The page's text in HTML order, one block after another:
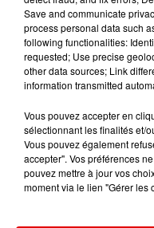
TITRES DIFFUSÉS
Save and communicate
process personal data such
following functionalities:
requested; Use precise
other data sources; Link
information transmitted
Vous pouvez accepter en
sélectionnant les finalités et/
Vous pouvez également
accepter". Vos préférences
pouvez mettre à jour vos
moment via le lien "Gérer les